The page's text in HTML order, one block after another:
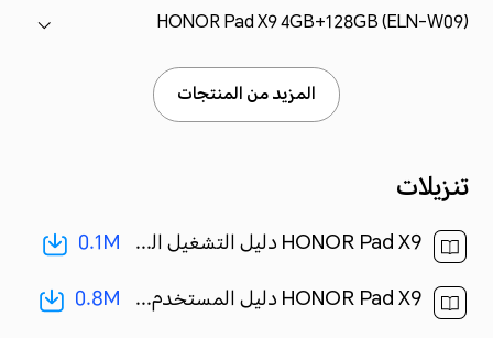
HONOR Pad X9 4GB+128GB (ELN-W09)
المزيد من المنتجات
تنزيلات
HONOR Pad X9 دليل التشغيل السريع-(MagicOS7.1_01,ELN-W09,ar)[ 0.1M ] 0.1M
HONOR Pad X9 دليل المستخدم-(MagicOS 7.1_01,ar-eg)[ 0.8M ] 0.8M